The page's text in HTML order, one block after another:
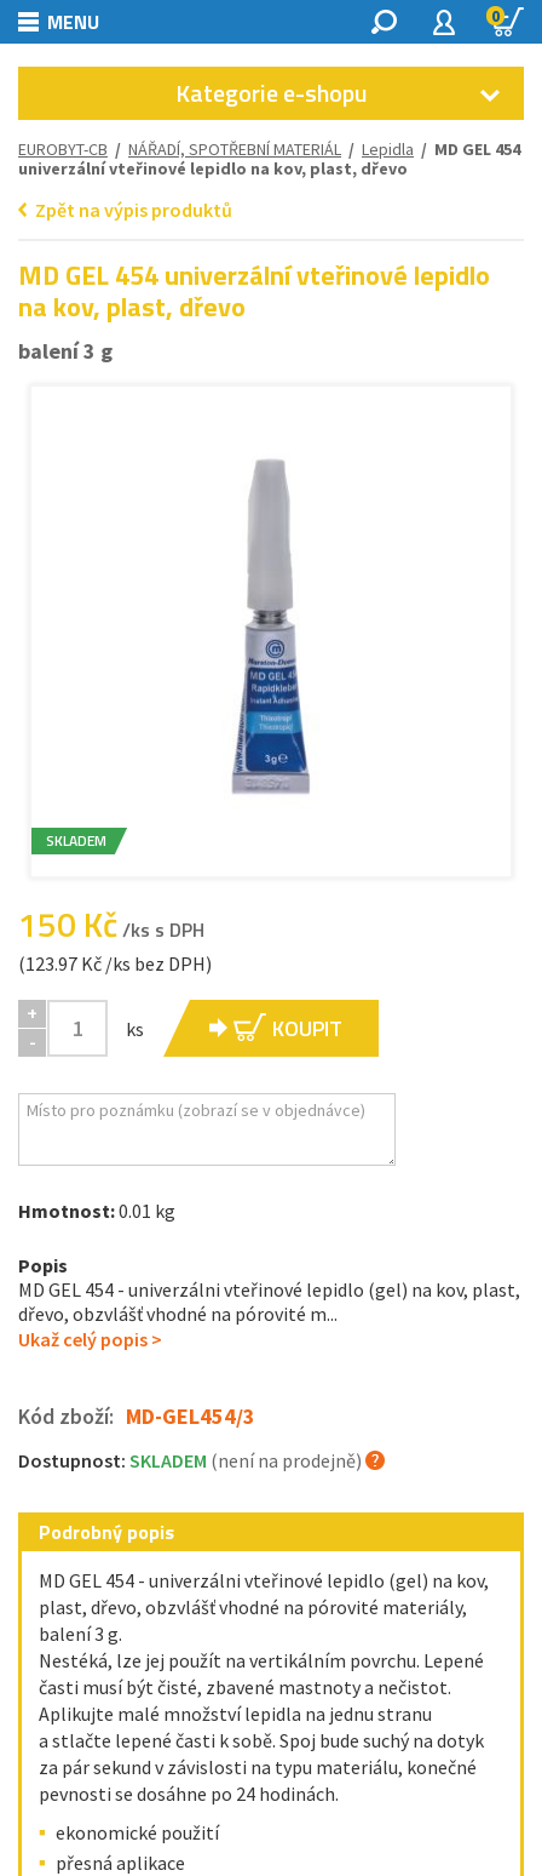
MENU 0
Kategorie e-shopu
EUROBYT-CB / NÁŘADÍ, SPOTŘEBNÍ MATERIÁL / Lepidla / MD GEL 454
univerzální vteřinové lepidlo na kov, plast, dřevo
Zpět na výpis produktů
MD GEL 454 univerzální vteřinové lepidlo
na kov, plast, dřevo
balení 3 g
SKLADEM
150 Kč/ks s DPH
(123.97 Kč /ks bez DPH)
+
-
ks KOUPIT
Hmotnost:0.01 kg
Popis
MD GEL 454 - univerzálni vteřinové lepidlo (gel) na kov, plast,
dřevo, obzvlášť vhodné na pórovité m...
Ukaž celý popis >
Kód zboží: MD-GEL454/3
Dostupnost: SKLADEM (není na prodejně)
Podrobný popis
MD GEL 454 - univerzálni vteřinové lepidlo (gel) na kov,
plast, dřevo, obzvlášť vhodné na pórovité materiály,
balení 3 g.
Nestéká, lze jej použít na vertikálním povrchu. Lepené
časti musí být čisté, zbavené mastnoty a nečistot.
Aplikujte malé množství lepidla na jednu stranu
a stlačte lepené časti k sobě. Spoj bude suchý na dotyk
za pár sekund v závislosti na typu materiálu, konečné
pevnosti se dosáhne po 24 hodinách.
ekonomické použití
přesná aplikace